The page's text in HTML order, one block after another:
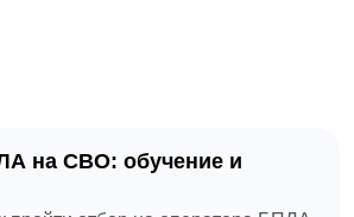
на СВО: обучение и